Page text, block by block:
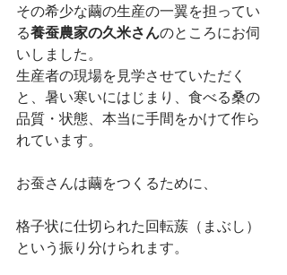
その希少な繭の生産の一翼を担ってい
る養蚕農家の久米さんのところにお伺
いしました。
生産者の現場を見学させていただく
と、暑い寒いにはじまり、食べる桑の
品質・状態、本当に手間をかけて作ら
れています。
お蚕さんは繭をつくるために、
格子状に仕切られた回転蔟（まぶし）
という振り分けられます。